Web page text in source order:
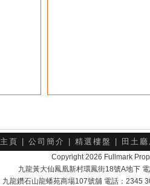
主頁 公司簡介 精選樓盤 田土
Copyright 2026 Fullmark
九龍黃大仙鳳凰新村環鳳街18號A地下
九龍鑽石山龍蟠苑商場107號舖 電話：2345